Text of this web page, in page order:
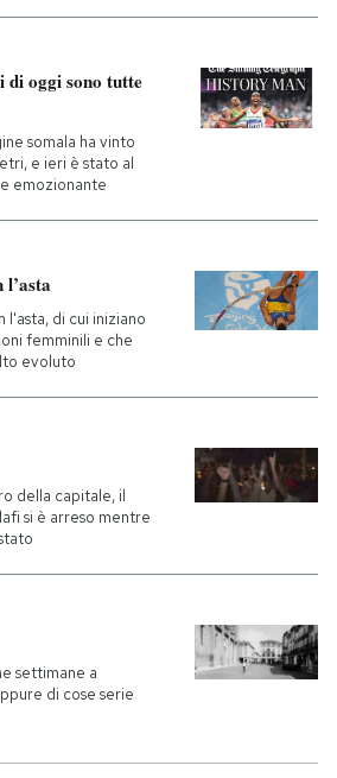
di oggi sono tutte
somala ha vinto
e ieri è stato al
emozionante
l'asta, di cui iniziano
femminili e che
evoluto
della capitale, il
si è arreso mentre
settimane a
di cose serie